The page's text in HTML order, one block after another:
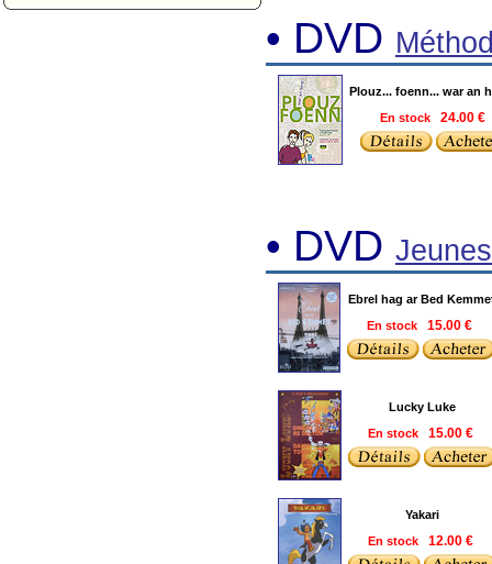
• DVD
Plouz... foenn... war an
En stock
24.00 €
• DVD
Ebrel hag ar Bed
En stock
15.00 €
Lucky Luke
En stock
15.00 €
Yakari
En stock
12.00 €